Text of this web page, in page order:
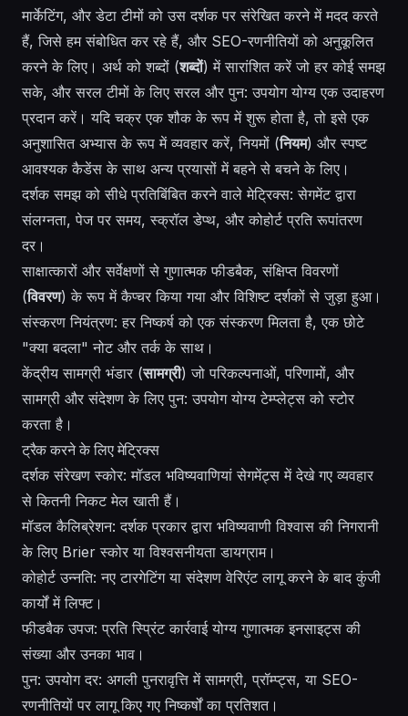
मार्केटिंग, और डेटा टीमों को उस दर्शक पर संरेखित करने में मदद करते
हैं, जिसे हम संबोधित कर रहे हैं, और SEO-रणनीतियों को अनुकूलित
करने के लिए। अर्थ को शब्दों (शब्दों) में सारांशित करें जो हर कोई समझ
सके, और सरल टीमों के लिए सरल और पुन: उपयोग योग्य एक उदाहरण
प्रदान करें। यदि चक्र एक शौक के रूप में शुरू होता है, तो इसे एक
अनुशासित अभ्यास के रूप में व्यवहार करें, नियमों (नियम) और स्पष्ट
आवश्यक कैडेंस के साथ अन्य प्रयासों में बहने से बचने के लिए।
दर्शक समझ को सीधे प्रतिबिंबित करने वाले मेट्रिक्स: सेगमेंट द्वारा
संलग्नता, पेज पर समय, स्क्रॉल डेप्थ, और कोहोर्ट प्रति रूपांतरण
दर।
साक्षात्कारों और सर्वेक्षणों से गुणात्मक फीडबैक, संक्षिप्त विवरणों
(विवरण) के रूप में कैप्चर किया गया और विशिष्ट दर्शकों से जुड़ा हुआ।
संस्करण नियंत्रण: हर निष्कर्ष को एक संस्करण मिलता है, एक छोटे
"क्या बदला" नोट और तर्क के साथ।
केंद्रीय सामग्री भंडार (सामग्री) जो परिकल्पनाओं, परिणामों, और
सामग्री और संदेशण के लिए पुन: उपयोग योग्य टेम्प्लेट्स को स्टोर
करता है।
ट्रैक करने के लिए मेट्रिक्स
दर्शक संरेखण स्कोर: मॉडल भविष्यवाणियां सेगमेंट्स में देखे गए व्यवहार
से कितनी निकट मेल खाती हैं।
मॉडल कैलिब्रेशन: दर्शक प्रकार द्वारा भविष्यवाणी विश्वास की निगरानी
के लिए Brier स्कोर या विश्वसनीयता डायग्राम।
कोहोर्ट उन्नति: नए टारगेटिंग या संदेशण वेरिएंट लागू करने के बाद कुंजी
कार्यों में लिफ्ट।
फीडबैक उपज: प्रति स्प्रिंट कार्रवाई योग्य गुणात्मक इनसाइट्स की
संख्या और उनका भाव।
पुन: उपयोग दर: अगली पुनरावृत्ति में सामग्री, प्रॉम्प्ट्स, या SEO-
रणनीतियों पर लागू किए गए निष्कर्षों का प्रतिशत।